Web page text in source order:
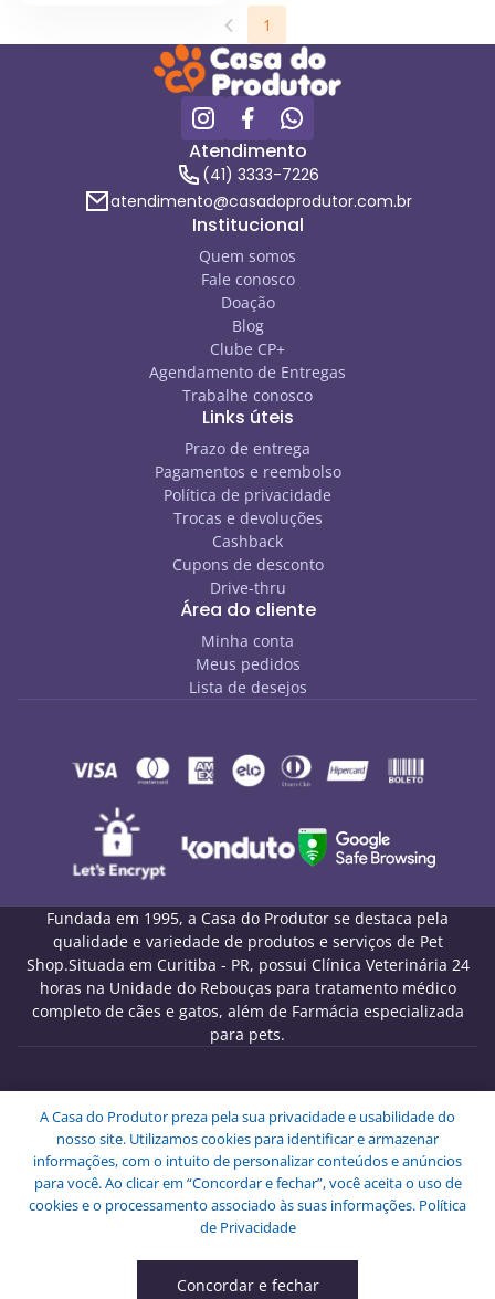
1
Atendimento
(41) 3333-7226
atendimento@casadoprodutor.com.br
Institucional
Quem somos
Fale conosco
Doação
Blog
Clube CP+
Agendamento de Entregas
Trabalhe conosco
Links úteis
Prazo de entrega
Pagamentos e reembolso
Política de privacidade
Trocas e devoluções
Cashback
Cupons de desconto
Drive-thru
Área do cliente
Minha conta
Meus pedidos
Lista de desejos
Fundada em 1995, a Casa do Produtor se destaca pela
qualidade e variedade de produtos e serviços de Pet
Shop.Situada em Curitiba - PR, possui Clínica Veterinária 24
horas na Unidade do Rebouças para tratamento médico
completo de cães e gatos, além de Farmácia especializada
para pets.
09.439.591/0001-72
Endereço: Rua Engenheiros Rebouças, 1826 - Rebouças -
Curitiba - PR - CEP: 80230-040.
Copyright © Melo Pet Shop Comércio de Rações LTDA -
Todos os Direitos Reservados.
Concordar e fechar
A Casa do Produtor preza pela sua privacidade e usabilidade do
nosso site. Utilizamos cookies para identificar e armazenar
informações, com o intuito de personalizar conteúdos e anúncios
para você. Ao clicar em “Concordar e fechar”, você aceita o uso de
cookies e o processamento associado às suas informações. Política
de Privacidade